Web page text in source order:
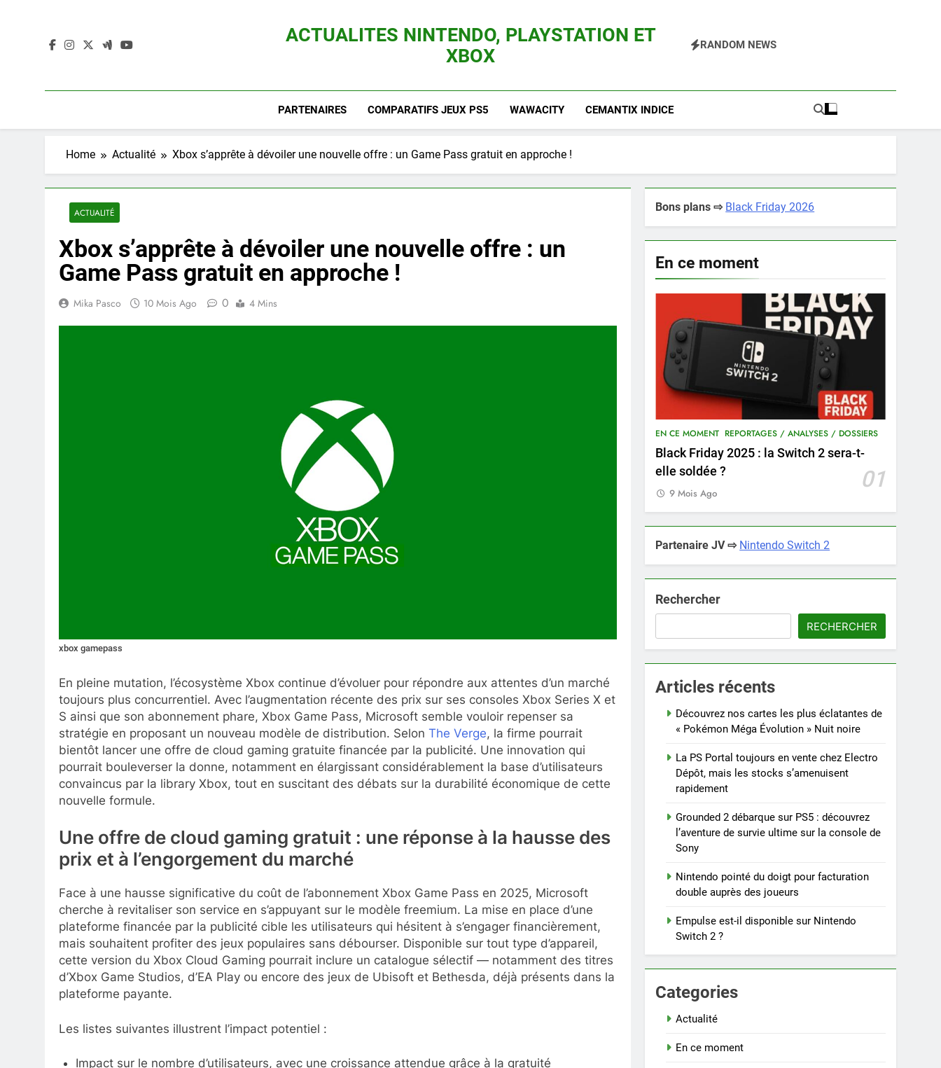
ACTUALITES NINTENDO, PLAYSTATION ET
XBOX
RANDOM NEWS
PARTENAIRES COMPARATIFS JEUX PS5 WAWACITY CEMANTIX INDICE
Home Actualité Xbox s’apprête à dévoiler une nouvelle offre : un Game Pass gratuit en approche !
ACTUALITÉ
Xbox s’apprête à dévoiler une nouvelle offre : un
Game Pass gratuit en approche !
Mika Pasco 10 Mois Ago 0 4 Mins
xbox gamepass
En pleine mutation, l’écosystème Xbox continue d’évoluer pour répondre aux attentes d’un marché
toujours plus concurrentiel. Avec l’augmentation récente des prix sur ses consoles Xbox Series X et
S ainsi que son abonnement phare, Xbox Game Pass, Microsoft semble vouloir repenser sa
stratégie en proposant un nouveau modèle de distribution. Selon The Verge, la firme pourrait
bientôt lancer une offre de cloud gaming gratuite financée par la publicité. Une innovation qui
pourrait bouleverser la donne, notamment en élargissant considérablement la base d’utilisateurs
convaincus par la library Xbox, tout en suscitant des débats sur la durabilité économique de cette
nouvelle formule.
Une offre de cloud gaming gratuit : une réponse à la hausse des
prix et à l’engorgement du marché
Face à une hausse significative du coût de l’abonnement Xbox Game Pass en 2025, Microsoft
cherche à revitaliser son service en s’appuyant sur le modèle freemium. La mise en place d’une
plateforme financée par la publicité cible les utilisateurs qui hésitent à s’engager financièrement,
mais souhaitent profiter des jeux populaires sans débourser. Disponible sur tout type d’appareil,
cette version du Xbox Cloud Gaming pourrait inclure un catalogue sélectif — notamment des titres
d’Xbox Game Studios, d’EA Play ou encore des jeux de Ubisoft et Bethesda, déjà présents dans la
plateforme payante.
Les listes suivantes illustrent l’impact potentiel :
Impact sur le nombre d’utilisateurs, avec une croissance attendue grâce à la gratuité
Bons plans ⇨ Black Friday 2026
En ce moment
EN CE MOMENT REPORTAGES / ANALYSES / DOSSIERS
Black Friday 2025 : la Switch 2 sera-t-
elle soldée ?
01
9 Mois Ago
Partenaire JV ⇨ Nintendo Switch 2
Rechercher
RECHERCHER
Articles récents
Découvrez nos cartes les plus éclatantes de
« Pokémon Méga Évolution » Nuit noire
La PS Portal toujours en vente chez Electro
Dépôt, mais les stocks s’amenuisent
rapidement
Grounded 2 débarque sur PS5 : découvrez
l’aventure de survie ultime sur la console de
Sony
Nintendo pointé du doigt pour facturation
double auprès des joueurs
Empulse est-il disponible sur Nintendo
Switch 2 ?
Categories
Actualité
En ce moment